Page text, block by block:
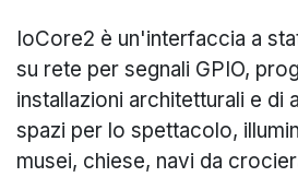
IoCore2 è un'interfaccia a
su rete per segnali GPIO,
installazioni architetturali e di
spazi per lo spettacolo,
musei, chiese, navi da